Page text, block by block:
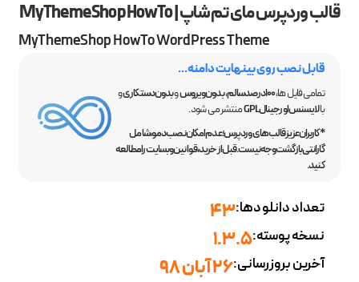
قالب وردپرس مای تم شاپ | MyThemeShop HowTo
MyThemeShop HowTo WordPress Theme
قابل نصب روی بینهایت دامنه...
تمامی فایل ها،100 درصد سالم ،بدون ویروسوبدون دستکاریو
بالایسنس اورجینال GPL
منتشر می شود.
*کاربران عزیز قالب‌های وردپرس؛ عدم امکان نصب دمو، شامل
گارانتی بازگشت وجه نیست. قبل از خرید، قوانین وبسایت را مطالعه
کنید.
تعداد دانلودها:43
نسخه پوسته:1.3.5
آخرین بروزرسانی:۲۶ آبان ۹۸